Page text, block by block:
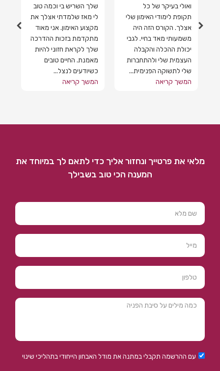
ואולי בעיקר של כל
תקופת לימודי האימון שלי
אצלך. הקורס הזה היה
משמעותי מאד בחיי. לגבי
יכולת ההכלה והקבלה
העצמית שלי ולהתחברות
שלי לתשוקה הפנימית...
המשך קריאה
שלך השריש בי וכמה טוב
לי מאז שלמדתי אצלך את
מקצוע האימון. אני מאוד
מתקדמת בזכות ההדרכה
שלך לקראת חזוני להיות
מאמנת. החיים טובים
כשיודעים לנצל...
המשך קריאה
מלאי את פרטייך ונחזור אליך כדי לתאם לך במיוחד את
המענה הכי טוב בשבילך
עם ההרשמה תקבלי במתנה את מודל האבחון הייחודי בתהליכי שינוי